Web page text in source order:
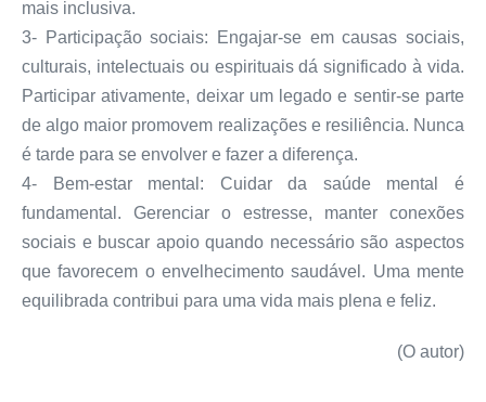
mais inclusiva.
3- Participação sociais: Engajar-se em causas sociais,
culturais, intelectuais ou espirituais dá significado à vida.
Participar ativamente, deixar um legado e sentir-se parte
de algo maior promovem realizações e resiliência. Nunca
é tarde para se envolver e fazer a diferença.
4- Bem-estar mental: Cuidar da saúde mental é
fundamental. Gerenciar o estresse, manter conexões
sociais e buscar apoio quando necessário são aspectos
que favorecem o envelhecimento saudável. Uma mente
equilibrada contribui para uma vida mais plena e feliz.
(O autor)